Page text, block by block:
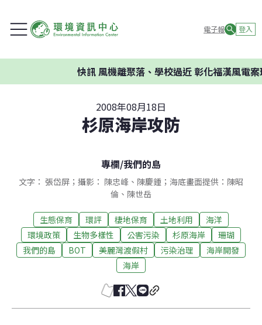
電子報 登入
風機離聚落、學校過近 彰化福漢風電案環委
2008年08月18日
杉原海岸攻防
專欄/我們的島
文字： 張岱屏；攝影： 陳忠峰、陳慶鍾；海底畫面提供：陳昭
倫、陳世岳
生態保育 環評 棲地保育 土地利用
海洋
環境政策
生物多樣性 公害污染 杉原海岸
珊瑚
我們的島
BOT 美麗灣渡假村 污染治理
海岸開發
海岸